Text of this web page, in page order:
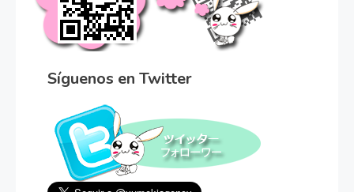
Síguenos en Twitter